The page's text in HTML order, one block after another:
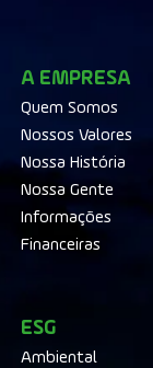
A EMPRESA
Quem Somos
Nossos Valores
Nossa História
Nossa Gente
Informações
Financeiras
ESG
Ambiental